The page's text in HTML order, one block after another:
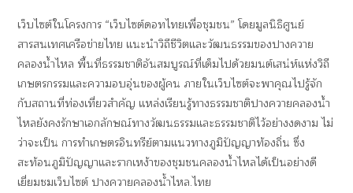
เว็บไซต์ในโครงการ “เว็บไซต์ดอทไทยเพื่อชุมชน” โดยมูลนิธิศูนย์
สารสนเทศเครือข่ายไทย แนะนำวิถีชีวิตและวัฒนธรรมของปางควาย
คลองน้ำไหล พื้นที่ธรรมชาติอันสมบูรณ์ที่เต็มไปด้วยมนต์เสน่ห์แห่งวิถี
เกษตรกรรมและความอบอุ่นของผู้คน ภายในเว็บไซต์จะพาคุณไปรู้จัก
กับสถานที่ท่องเที่ยวสำคัญ แหล่งเรียนรู้ทางธรรมชาติปางควายคลองน้ำ
ไหลยังคงรักษาเอกลักษณ์ทางวัฒนธรรมและธรรมชาติไว้อย่างงดงาม ไม่
ว่าจะเป็น การทำเกษตรอินทรีย์ตามแนวทางภูมิปัญญาท้องถิ่น ซึ่ง
สะท้อนภูมิปัญญาและรากเหง้าของชุมชนคลองน้ำไหลได้เป็นอย่างดี
เยี่ยมชมเว็บไซต์ ปางควายคลองน้ําไหล.ไทย